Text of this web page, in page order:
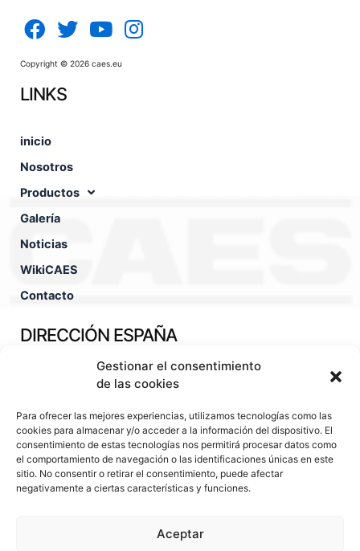
Gestionar el consentimiento
de las cookies
Para ofrecer las mejores experiencias, utilizamos tecnologías como las
cookies para almacenar y/o acceder a la información del dispositivo. El
consentimiento de estas tecnologías nos permitirá procesar datos como
el comportamiento de navegación o las identificaciones únicas en este
sitio. No consentir o retirar el consentimiento, puede afectar
negativamente a ciertas características y funciones.
Aceptar
Copyright © 2026 caes.eu
LINKS
inicio
Nosotros
Productos
Galería
Noticias
WikiCAES
Contacto
DIRECCIÓN ESPAÑA
Pol. Ind. Fuente Techada Calle León Felipe, nº30 45450 -
Orgaz - Toledo - España
TÉCNICO COMERCIAL
(+34).630.29.13.76
hugo@caes.eu